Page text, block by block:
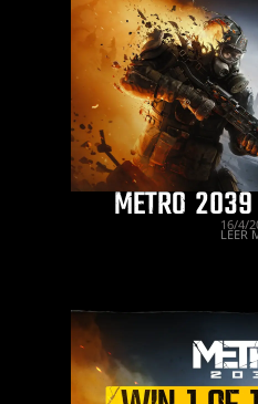
METRO
16/4/
LEER